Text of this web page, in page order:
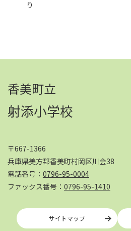
り
香美町立
射添小学校
〒667-1366
兵庫県美方郡香美町村岡区川会38
電話番号： 0796-95-0004
ファックス番号： 0796-95-1410
サイトマップ